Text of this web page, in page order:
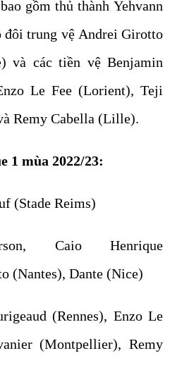
gồm thủ thành Yehvann
đôi trung vệ Andrei Girotto
và các tiền vệ Benjamin
Le Fee (Lorient), Teji
Remy Cabella (Lille).
1 mùa 2022/23:
(Stade Reims)
Caio Henrique
(Nantes), Dante (Nice)
(Rennes), Enzo Le
(Montpellier), Remy